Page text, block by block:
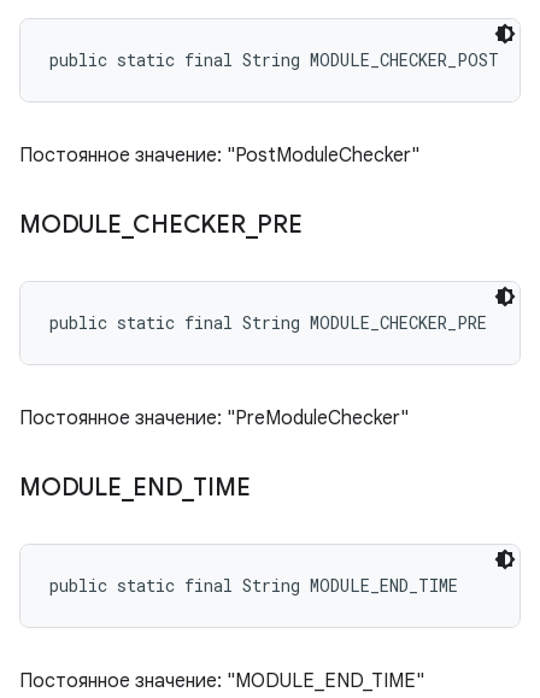
public static final String MODULE_CHECKER_POST
Постоянное значение: "PostModuleChecker"
MODULE CHECKER_ PRE
public static final String MODULE_CHECKER_PRE
Постоянное значение: "PreModuleChecker"
MODULE END_ TIME
public static final String MODULE_END_TIME
Постоянное значение: "MODULE_END_TIME"